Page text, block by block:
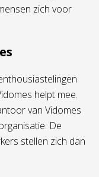
zich voor
helpt mee.
van Vidomes
De
stellen zich dan